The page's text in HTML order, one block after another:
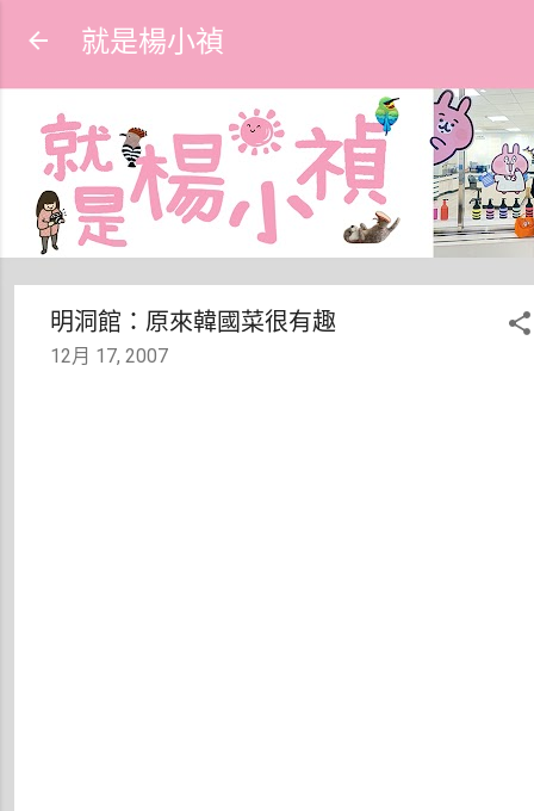
就是楊小禎
明洞館：原來韓國菜很有趣
12月 17, 2007